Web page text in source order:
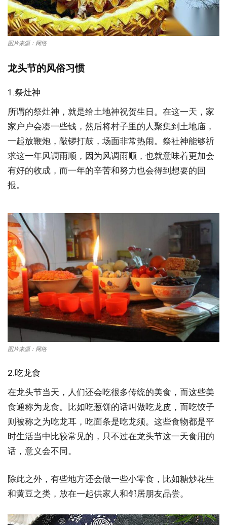
图片来源：网络
龙头节的风俗习惯
1.祭灶神
所谓的祭灶神，就是给土地神祝贺生日。在这一天，家
家户户会凑一些钱，然后将村子里的人聚集到土地庙，
一起放鞭炮，敲锣打鼓，场面非常热闹。祭社神能够祈
求这一年风调雨顺，因为风调雨顺，也就意味着更加会
有好的收成，而一年的辛苦和努力也会得到想要的回
报。
图片来源：网络
2.吃龙食
在龙头节当天，人们还会吃很多传统的美食，而这些美
食通称为龙食。比如吃葱饼的话叫做吃龙皮，而吃饺子
则被称之为吃龙耳，吃面条是吃龙须。这些食物都是平
时生活当中比较常见的，只不过在龙头节这一天食用的
话，意义会不同。
除此之外，有些地方还会做一些小零食，比如糖炒花生
和黄豆之类，放在一起供家人和邻居朋友品尝。